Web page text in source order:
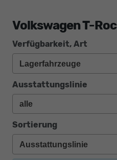
Volkswagen T-Roc
Verfügbarkeit, Art
Ausstattungslinie
Sortierung